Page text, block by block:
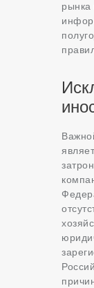
рынка